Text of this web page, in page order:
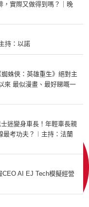
，實際又做得到嗎？｜晚
持：以諾
蜘蛛俠：英雄重生》絕對主
來 最似漫畫、最好睇嘅一
士迷變身車長！年輕車長親
最考功夫？︱主持：法蘭
CEO AI EJ Tech模擬經營